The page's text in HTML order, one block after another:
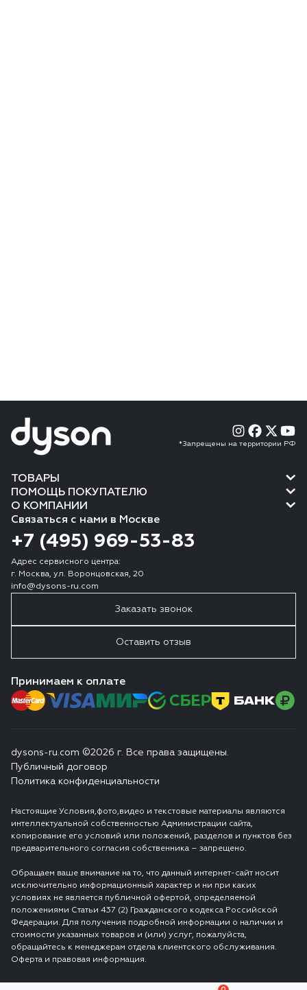
*Запрещены на территории РФ
ТОВАРЫ
ПОМОЩЬ ПОКУПАТЕЛЮ
О КОМПАНИИ
Связаться с нами в Москве
+7 (495) 969-53-83
Адрес сервисного центра:
г. Москва, ул. Воронцовская, 20
info@dysons-ru.com
Заказать звонок
Оставить отзыв
Принимаем к оплате
dysons-ru.com ©2026 г. Все права защищены.
Публичный договор
Политика конфиденциальности
Настоящие Условия,фото,видео и текстовые материалы являются
интеллектуальной собственностью Администрации сайта,
копирование его условий или положений, разделов и пунктов без
предварительного согласия собственника – запрещено.
Обращаем ваше внимание на то, что данный интернет-сайт носит
исключительно информационный характер и ни при каких
условиях не является публичной офертой, определяемой
положениями Статьи 437 (2) Гражданского кодекса Российской
Федерации. Для получения подробной информации о наличии и
стоимости указанных товаров и (или) услуг, пожалуйста,
обращайтесь к менеджерам отдела клиентского обслуживания.
Оферта и правовая информация.